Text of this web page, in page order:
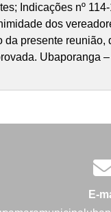
Indicações nº
dos
presente
Ubaporanga
E-